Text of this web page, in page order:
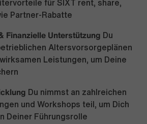
für SIXT rent, share,
Partner-Rabatte
Finanzielle Unterstützung Du
Altersvorsorgeplänen
Leistungen, um Deine
Du nimmst an zahlreichen
und Workshops teil, um Dich
Deiner Führungsrolle